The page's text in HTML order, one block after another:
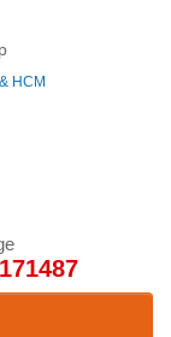
HCM